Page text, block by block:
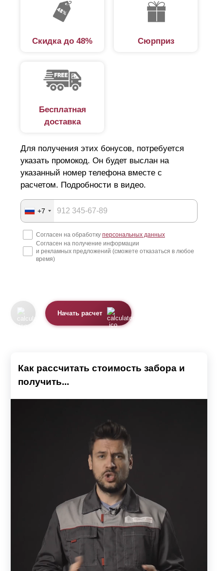
Скидка до 48% Сюрприз
Бесплатная
доставка
Для получения этих бонусов, потребуется
указать промокод. Он будет выслан на
указанный номер телефона вместе с
расчетом. Подробности в видео.
+7
Согласен на обработку персональных данных
Согласен на получение информации
и рекламных предложений (сможете отказаться в любое
время)
Начать расчет
Как рассчитать стоимость забора и
получить...